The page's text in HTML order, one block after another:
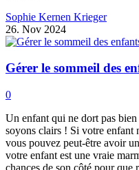
Sophie Kernen Krieger
26. Nov 2024
Gérer le sommeil des
0
Un enfant qui ne dort pas
soyons clairs ! Si votre enfant
vous pouvez peut-être avoir
votre enfant est une vraie
chances de son côté pour